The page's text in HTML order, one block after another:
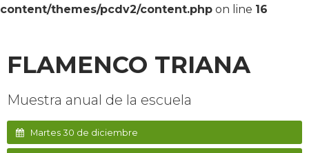
content/themes/pcdv2/content.php on line 16
FLAMENCO TRIANA
Muestra anual de la escuela
Martes 30 de diciembre